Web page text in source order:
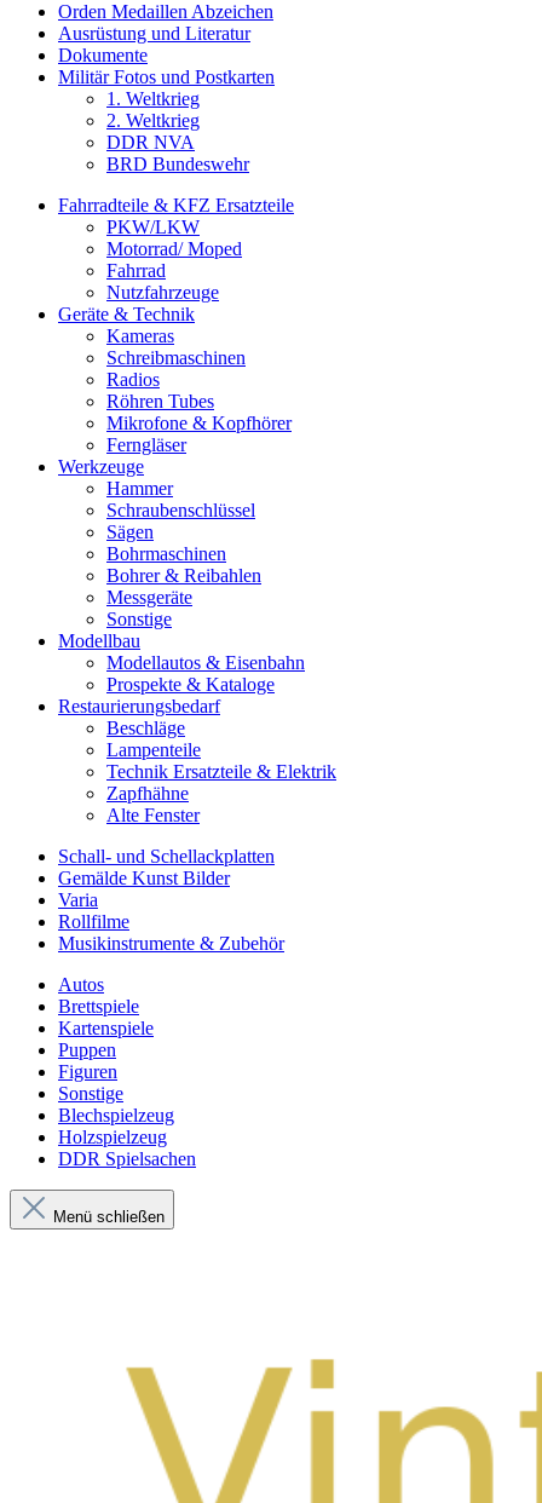
Orden Medaillen Abzeichen
Ausrüstung und Literatur
Dokumente
Militär Fotos und Postkarten
1. Weltkrieg
2. Weltkrieg
DDR NVA
BRD Bundeswehr
Fahrradteile & KFZ Ersatzteile
PKW/LKW
Motorrad/ Moped
Fahrrad
Nutzfahrzeuge
Geräte & Technik
Kameras
Schreibmaschinen
Radios
Röhren Tubes
Mikrofone & Kopfhörer
Ferngläser
Werkzeuge
Hammer
Schraubenschlüssel
Sägen
Bohrmaschinen
Bohrer & Reibahlen
Messgeräte
Sonstige
Modellbau
Modellautos & Eisenbahn
Prospekte & Kataloge
Restaurierungsbedarf
Beschläge
Lampenteile
Technik Ersatzteile & Elektrik
Zapfhähne
Alte Fenster
Schall- und Schellackplatten
Gemälde Kunst Bilder
Varia
Rollfilme
Musikinstrumente & Zubehör
Autos
Brettspiele
Kartenspiele
Puppen
Figuren
Sonstige
Blechspielzeug
Holzspielzeug
DDR Spielsachen
Menü schließen